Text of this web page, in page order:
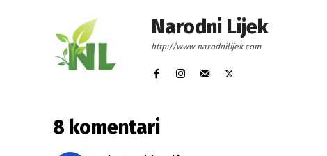
Narodni Lijek
http://www.narodnilijek.com
8 komentari